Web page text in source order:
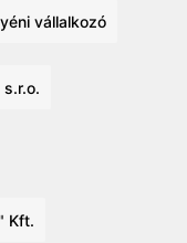
vállalkozó
s.r.o.
Kft.